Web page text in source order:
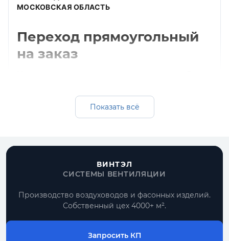
МОСКОВСКАЯ ОБЛАСТЬ
Переход прямоугольный
на заказ
оцинкованная, черная и нержавеющая
сталь, подбор толщины, комплектация под
Все прямоугольные воздуховоды
По размерам
типовые позиции и нестандарт по чертежу
Показать всё
ВИНТЭЛ
СИСТЕМЫ ВЕНТИЛЯЦИИ
Производство воздуховодов и фасонных изделий.
Собственный цех 4000+ м².
Запросить КП